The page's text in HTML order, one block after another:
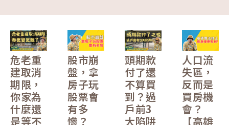
危老重
建取消
期限，
你家為
什麼還
是等不
股市崩
盤，拿
房子玩
股票會
有多
慘？
頭期款
付了還
不算買
到？過
戶前3
大陷阱
人口流
失區，
反而是
買房機
會？
【高雄